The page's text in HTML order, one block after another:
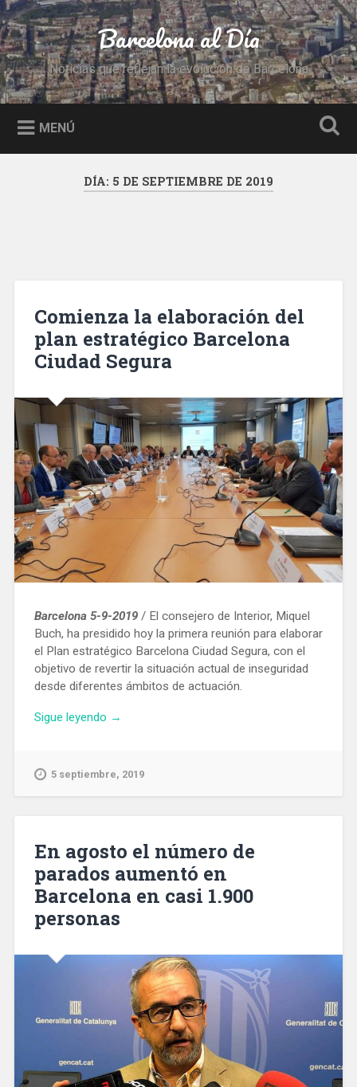
Saltar
al
contenido
Buscar Barcelona al Día
Noticias que reflejan la evolución de Barcelona
MENÚ
DÍA: 5 DE SEPTIEMBRE DE 2019
Comienza la elaboración del
plan estratégico Barcelona
Ciudad Segura
Barcelona 5-9-2019/ El consejero de Interior, Miquel
Buch, ha presidido hoy la primera reunión para elaborar
el Plan estratégico Barcelona Ciudad Segura, con el
objetivo de revertir la situación actual de inseguridad
desde diferentes ámbitos de actuación.
Sigue leyendo «Comienza
del
Segura»
→
5 septiembre, 2019
En agosto el número de
parados aumentó en
Barcelona en casi 1.900
personas